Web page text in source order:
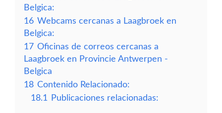
Belgica:
16 Webcams cercanas a Laagbroek en
Belgica:
17 Oficinas de correos cercanas a
Laagbroek en Provincie Antwerpen -
Belgica
18 Contenido Relacionado:
18.1
Publicaciones relacionadas: